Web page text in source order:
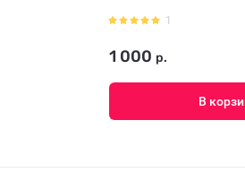
Название - А-Я
1
1 000 р.
В